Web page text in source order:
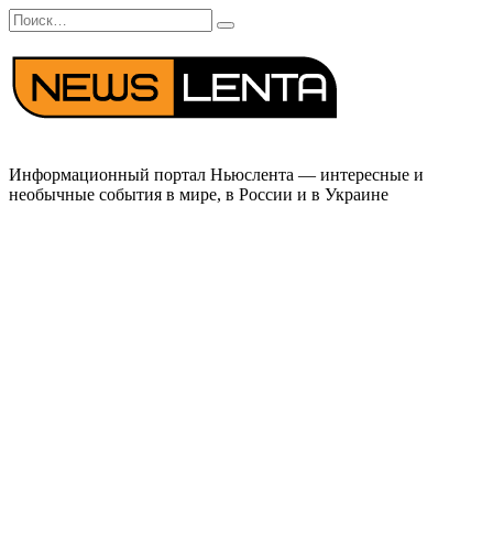
Перейти
к
содержанию
Search
for:
Информационный портал Ньюслента — интересные и
необычные события в мире, в России и в Украине